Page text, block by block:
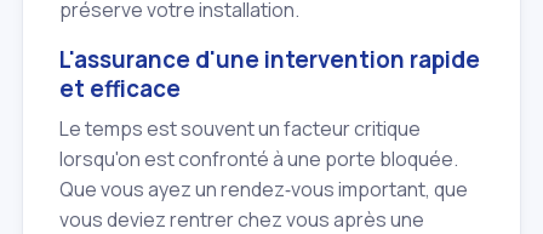
préserve votre installation.
L'assurance d'une intervention rapide
et efficace
Le temps est souvent un facteur critique
lorsqu'on est confronté à une porte bloquée.
Que vous ayez un rendez‑vous important, que
vous deviez rentrer chez vous après une